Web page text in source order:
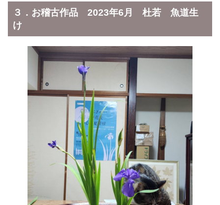
３．お稽古作品 2023年6月 杜若 魚道生
け